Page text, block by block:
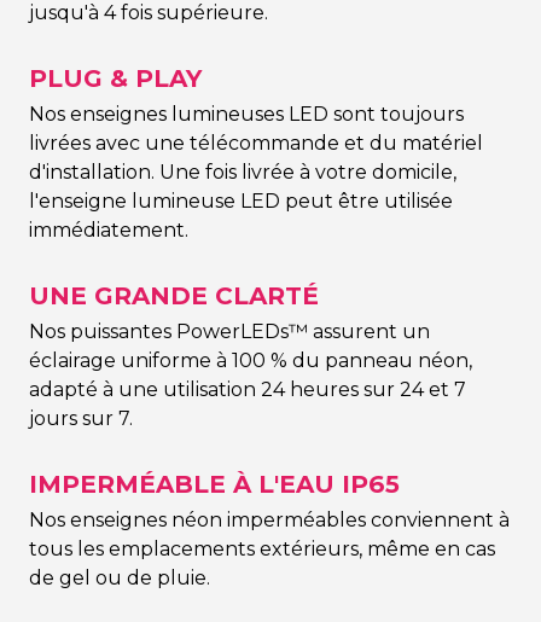
jusqu'à 4 fois supérieure.
PLUG & PLAY
Nos enseignes lumineuses LED sont toujours
livrées avec une télécommande et du matériel
d'installation. Une fois livrée à votre domicile,
l'enseigne lumineuse LED peut être utilisée
immédiatement.
UNE GRANDE CLARTÉ
Nos puissantes PowerLEDs™ assurent un
éclairage uniforme à 100 % du panneau néon,
adapté à une utilisation 24 heures sur 24 et 7
jours sur 7.
IMPERMÉABLE À L'EAU IP65
Nos enseignes néon imperméables conviennent à
tous les emplacements extérieurs, même en cas
de gel ou de pluie.